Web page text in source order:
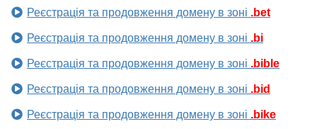
Реєстрація та продовження домену в зоні .bet
Реєстрація та продовження домену в зоні .bi
Реєстрація та продовження домену в зоні .bible
Реєстрація та продовження домену в зоні .bid
Реєстрація та продовження домену в зоні .bike